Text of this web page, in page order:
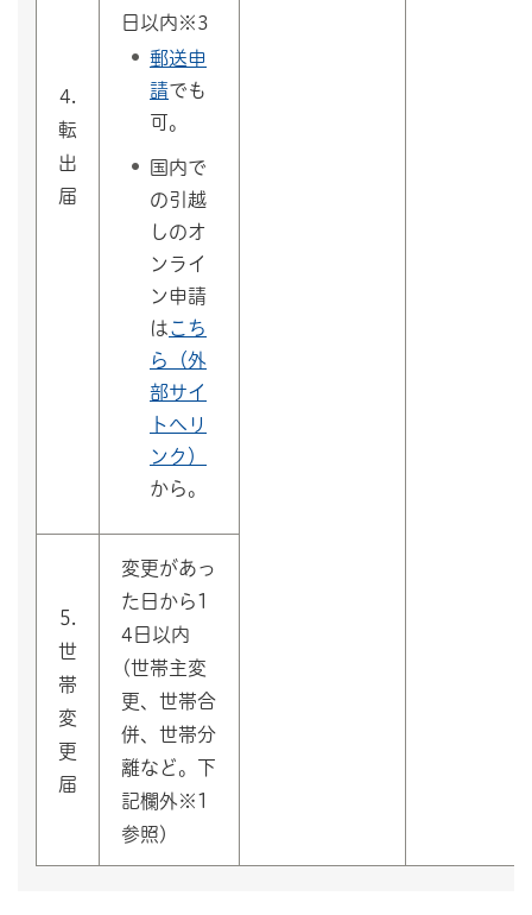
4.
転
出
届
日以内※3
郵送申
請でも
可。
国内で
の引越
しのオ
ンライ
ン申請
はこち
ら（外
部サイ
トへリ
ンク）
から。
5.
世
帯
変
更
届
変更があっ
た日から1
4日以内
(世帯主変
更、世帯合
併、世帯分
離など。下
記欄外※1
参照)